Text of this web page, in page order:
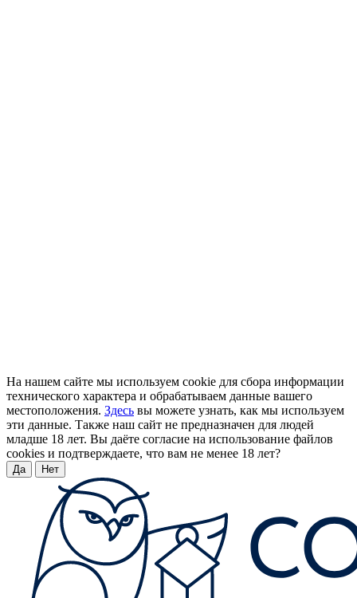
На нашем сайте мы используем cookie для сбора информации
технического характера и обрабатываем данные вашего
местоположения. Здесь вы можете узнать, как мы используем
эти данные. Также наш сайт не предназначен для людей
младше 18 лет. Вы даёте согласие на использование файлов
cookies и подтверждаете, что вам не менее 18 лет?
Да Нет